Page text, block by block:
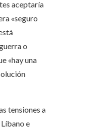
aceptaría
«seguro
o
«hay una
tensiones a
e